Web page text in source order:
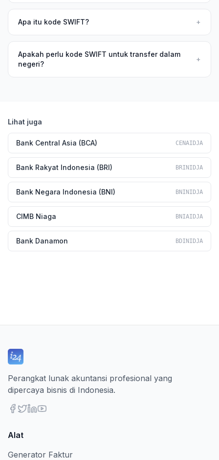
Apa itu kode SWIFT? +
Apakah perlu kode SWIFT untuk transfer dalam
negeri?
+
Lihat juga
Bank Central Asia (BCA) CENAIDJA
Bank Rakyat Indonesia (BRI) BRINIDJA
Bank Negara Indonesia (BNI) BNINIDJA
CIMB Niaga BNIAIDJA
Bank Danamon BDINIDJA
Perangkat lunak akuntansi profesional yang
dipercaya bisnis di Indonesia.
Alat
Generator Faktur